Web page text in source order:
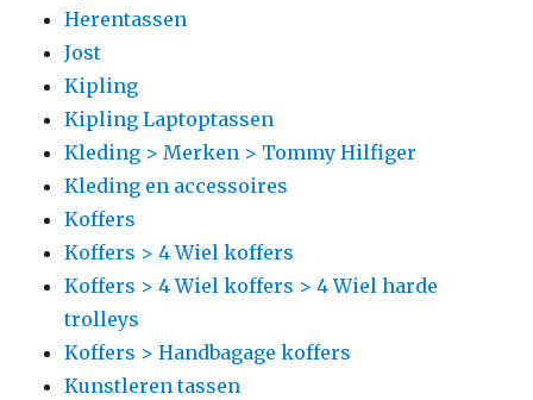
Herentassen
Jost
Kipling
Kipling Laptoptassen
Kleding > Merken > Tommy Hilfiger
Kleding en accessoires
Koffers
Koffers > 4 Wiel koffers
Koffers > 4 Wiel koffers > 4 Wiel harde
trolleys
Koffers > Handbagage koffers
Kunstleren tassen